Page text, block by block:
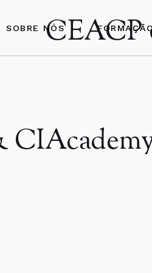
SOBRE NÓS
Webinars